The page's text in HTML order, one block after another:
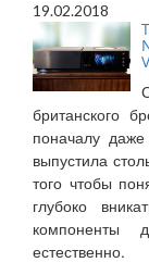
19.02.2018
британского
поначалу
выпустила
того чтобы
глубоко
компоненты
естественно.